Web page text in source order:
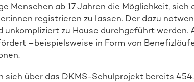
Menschen ab 17 Jahren die Möglichkeit, sich
registrieren zu lassen. Der dazu
unkompliziert zu Hause durchgeführt werden.
–beispielsweise in Form von
sich über das DKMS-Schulprojekt bereits